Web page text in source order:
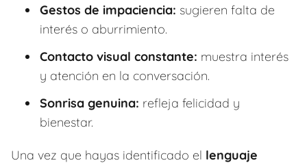
Gestos de impaciencia: sugieren falta de
interés o aburrimiento.
Contacto visual constante: muestra interés
y atención en la conversación.
Sonrisa genuina: refleja felicidad y
bienestar.
Una vez que hayas identificado el lenguaje